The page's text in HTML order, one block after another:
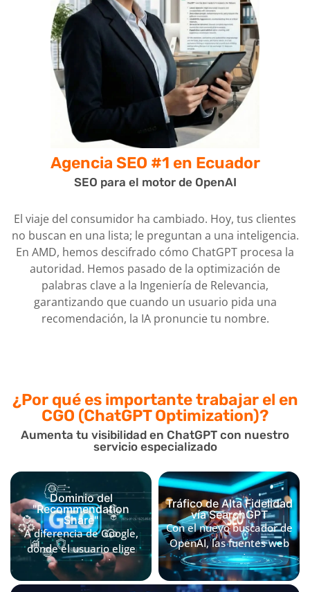
Agencia SEO #1 en Ecuador
SEO para el motor de OpenAI
El viaje del consumidor ha cambiado. Hoy, tus clientes
no buscan en una lista; le preguntan a una inteligencia.
En AMD, hemos descifrado cómo ChatGPT procesa la
autoridad. Hemos pasado de la optimización de
palabras clave a la Ingeniería de Relevancia,
garantizando que cuando un usuario pida una
recomendación, la IA pronuncie tu nombre.
¿Por qué es importantetrabajar el en
CGO (ChatGPT Optimization)?
Aumenta tu visibilidad en ChatGPT con nuestro
servicio especializado
Dominio del
"Recommendation
Share"
A diferencia de Google,
donde el usuario elige
entre una lista de 10
enlaces, en ChatGPT el
Tráfico de Alta Fidelidad
vía SearchGPT
Con el nuevo buscador de
OpenAI, las fuentes web
son citadas
directamente. Estar
optimizado garantiza que